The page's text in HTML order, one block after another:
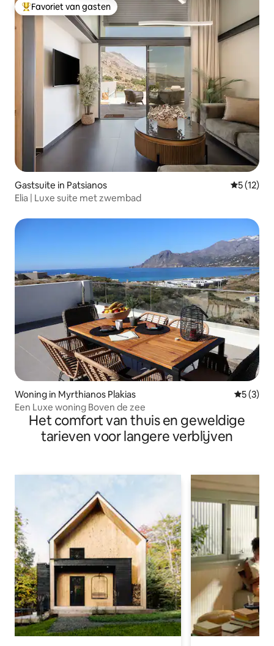
Topfavoriet van gasten
Favoriet van gasten
Gastsuite in Patsianos
5 (12)
Elia | Luxe suite met zwembad
Woning in Myrthianos Plakias
5 (3)
Een Luxe woning Boven de zee
Het comfort van thuis en geweldige
tarieven voor langere verblijven